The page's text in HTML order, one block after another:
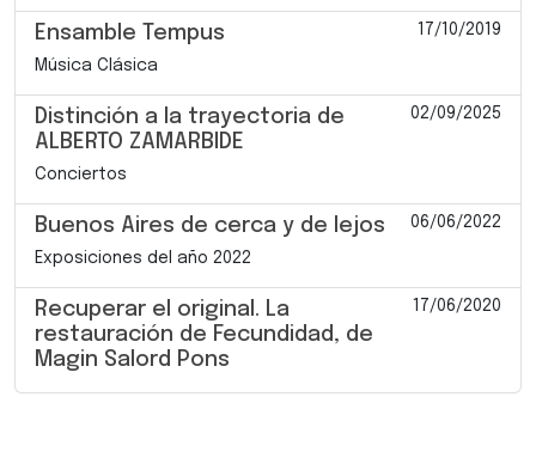
Ensamble Tempus 17/10/2019
Música Clásica
Distinción a la trayectoria de
ALBERTO ZAMARBIDE
02/09/2025
Conciertos
Buenos Aires de cerca y de lejos 06/06/2022
Exposiciones del año 2022
Recuperar el original. La
restauración de Fecundidad, de
Magin Salord Pons
17/06/2020